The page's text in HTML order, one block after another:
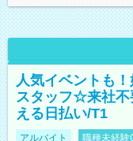
人気イベントも
スタッフ☆来社不
える日払い/T1
アルバイト 職種未経験